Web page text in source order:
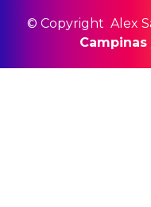
© Copyright Alex
Campinas